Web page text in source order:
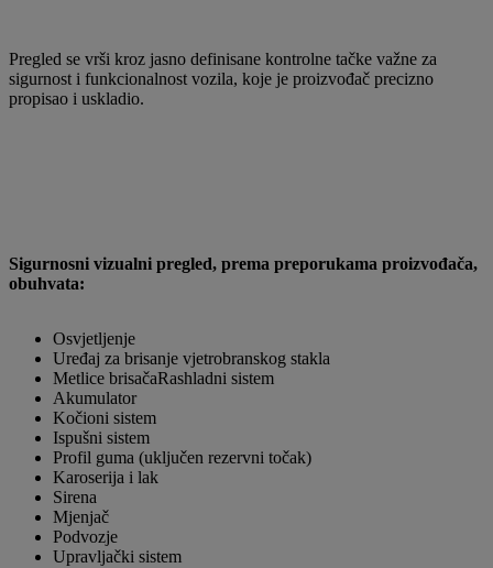
Pregled se vrši kroz jasno definisane kontrolne tačke važne za
sigurnost i funkcionalnost vozila, koje je proizvođač precizno
propisao i uskladio.
Sigurnosni vizualni pregled, prema preporukama proizvođača,
obuhvata:
Osvjetljenje
Uređaj za brisanje vjetrobranskog stakla
Metlice brisačaRashladni sistem
Akumulator
Kočioni sistem
Ispušni sistem
Profil guma (uključen rezervni točak)
Karoserija i lak
Sirena
Mjenjač
Podvozje
Upravljački sistem